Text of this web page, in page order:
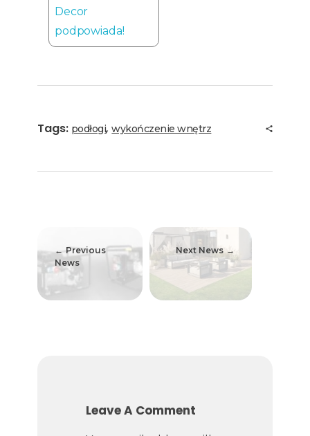
Decor
podpowiada!
Tags: podłogi,wykończenie wnętrz
Previous
News
Next News
Leave A Comment